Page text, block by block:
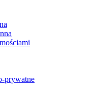
prywatne